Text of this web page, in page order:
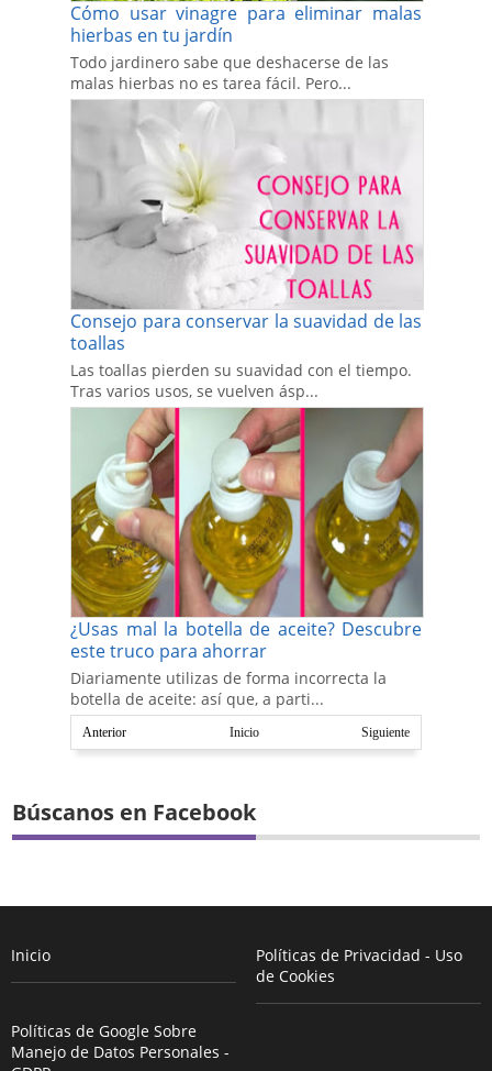
Cómo usar vinagre para eliminar malas
hierbas en tu jardín
Todo jardinero sabe que deshacerse de las
malas hierbas no es tarea fácil. Pero...
Consejo para conservar la suavidad de las
toallas
Las toallas pierden su suavidad con el tiempo.
Tras varios usos, se vuelven ásp...
¿Usas mal la botella de aceite? Descubre
este truco para ahorrar
Diariamente utilizas de forma incorrecta la
botella de aceite: así que, a parti...
Anterior Siguiente
Inicio
Búscanos en Facebook
Inicio
Políticas de Privacidad - Uso
de Cookies
Políticas de Google Sobre
Manejo de Datos Personales -